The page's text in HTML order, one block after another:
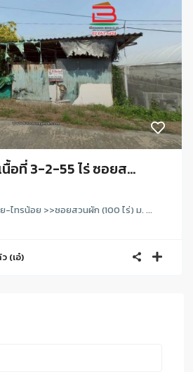
นื้อที่ 3-2-55 ไร่ ซอยส...
-ไทรน้อย >>ซอยสวนผัก (100 ไร่) ม. ...
(เอ๋)